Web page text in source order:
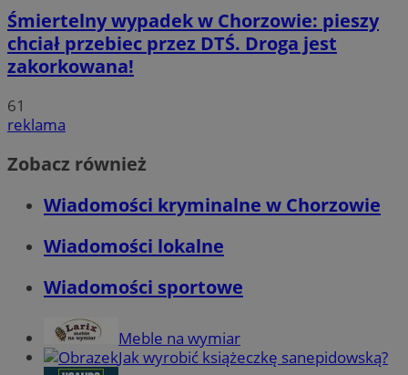
Śmiertelny wypadek w Chorzowie: pieszy
chciał przebiec przez DTŚ. Droga jest
zakorkowana!
61
reklama
Zobacz również
Wiadomości kryminalne w Chorzowie
Wiadomości lokalne
Wiadomości sportowe
Meble na wymiar
Jak wyrobić książeczkę sanepidowską?